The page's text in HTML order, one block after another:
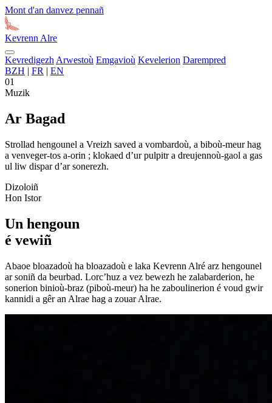
Mont d'an danvez pennañ
Kevrenn Alre
Kevredigezh Arwestoù Emgavioù Kevelerion Darempred
BZH | FR | EN
01
Muzik
Ar Bagad
Strollad hengounel a Vreizh saved a vombardoù, a biboù-meur hag
a venveger-tos a-orin ; klokaed d’ur pulpitr a dreujennoù-gaol a gas
ul liw dispar d’ar sonerezh.
Dizoloiñ
Hon Istor
Un hengoun
é vewiñ
Abaoe bloazadoù ha bloazadoù e laka Kevrenn Alré arz hengounel
ar soniñ da beurbad. Lorc’huz a vez bewezh he zalabarderion, he
sonerion binioù-braz (piboù-meur) ha he zaboulinerion é voud gwir
kannidi a gêr an Alrae hag a zouar Alrae.